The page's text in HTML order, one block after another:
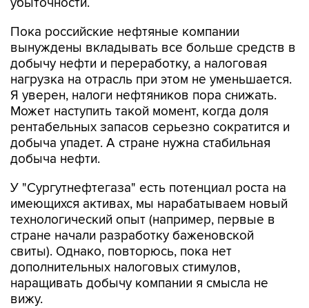
Пока российские нефтяные компании
вынуждены вкладывать все больше средств в
добычу нефти и переработку, а налоговая
нагрузка на отрасль при этом не уменьшается.
Я уверен, налоги нефтяников пора снижать.
Может наступить такой момент, когда доля
рентабельных запасов серьезно сократится и
добыча упадет. А стране нужна стабильная
добыча нефти.
У "Сургутнефтегаза" есть потенциал роста на
имеющихся активах, мы нарабатываем новый
технологический опыт (например, первые в
стране начали разработку баженовской
свиты). Однако, повторюсь, пока нет
дополнительных налоговых стимулов,
наращивать добычу компании я смысла не
вижу.